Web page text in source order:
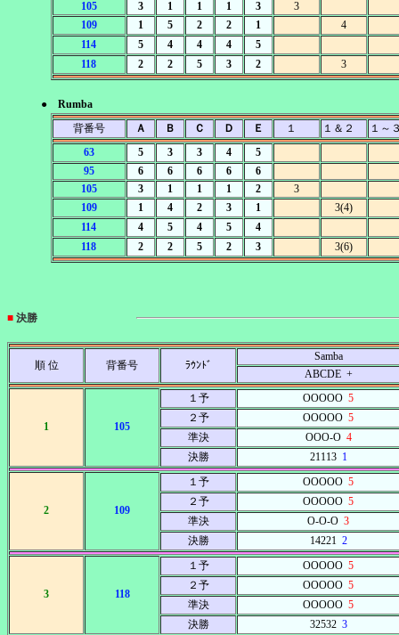
105 3 1 1 1 3
3
109
1 5 2 2 1
4
114
5 4 4 4
5
118
2 2 5 3 2 3
● Rumba
背番号
Ａ Ｂ Ｃ Ｄ Ｅ １ １＆２
１
63
5 3 3 4
5
95
6 6 6 6
6
105
3 1 1 1 2
3
109
1 4 2 3 1
3(4)
114
4 5 4 5
4
118
2 2 5 2 3 3(6)
■ 決勝
順 位 背番号 ﾗｳﾝﾄﾞ
Samba
ABCDE +
1 105
１予 OOOOO 5
２予
OOOOO 5
準決
OOO-O4
決勝
211131
2 109
１予 OOOOO 5
２予
OOOOO 5
準決
O-O-O 3
決勝
142212
3 118
１予 OOOOO 5
２予
OOOOO 5
準決
OOOOO 5
決勝
325323